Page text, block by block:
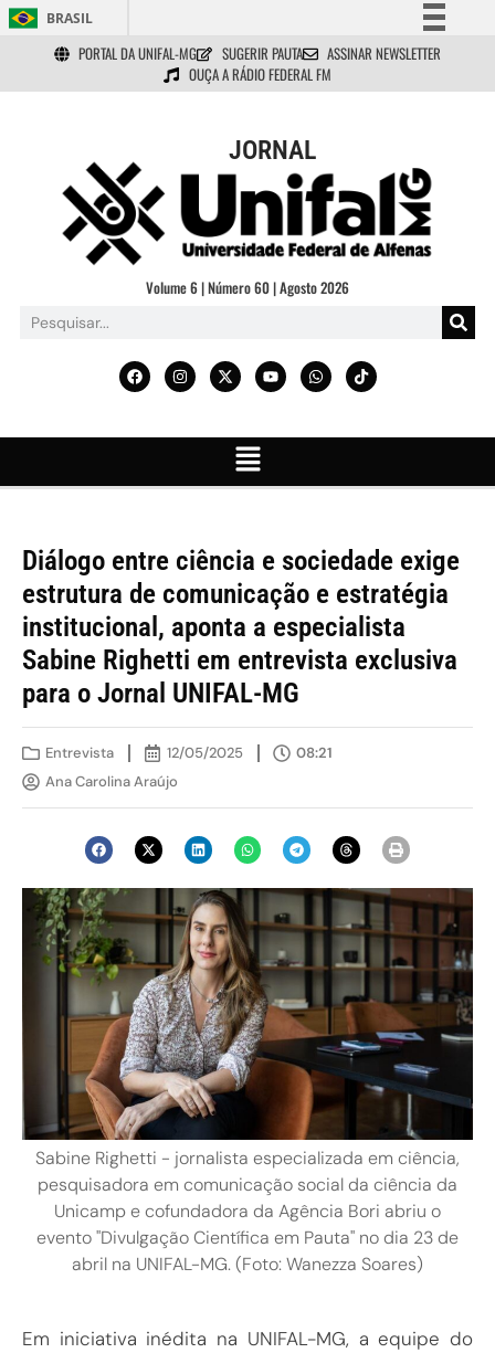
BRASIL
Simplifique!
Comunica BR
Acesso à informação
Legislação
Canais
PORTAL DA UNIFAL-MG SUGERIR PAUTA
ASSINAR NEWSLETTER
OUÇA A RÁDIO FEDERAL FM
JORNAL
Volume 6 | Número 60 | Agosto 2026
Diálogo entre ciência e sociedade exige
estrutura de comunicação e estratégia
institucional, aponta a especialista
Sabine Righetti em entrevista exclusiva
para o Jornal UNIFAL-MG
Entrevista 12/05/2025
08:21
Ana Carolina Araújo
Sabine Righetti - jornalista especializada em ciência,
pesquisadora em comunicação social da ciência da
Unicamp e cofundadora da Agência Bori abriu o
evento "Divulgação Científica em Pauta" no dia 23 de
abril na UNIFAL-MG. (Foto: Wanezza Soares)
Em iniciativa inédita na UNIFAL-MG, a equipe do